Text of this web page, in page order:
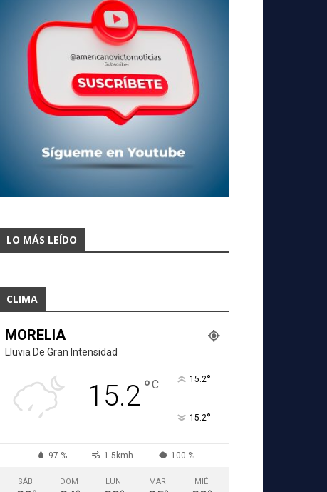
LO MÁS LEÍDO
CLIMA
MORELIA
Lluvia De Gran Intensidad
15.2°C 15.2°
15.2°
97 % 1.5kmh 100 %
SÁB DOM LUN MAR MIÉ